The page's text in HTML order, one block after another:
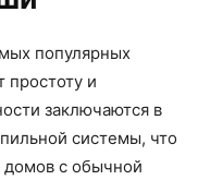
популярных
простоту и
заключаются в
системы, что
домов с обычной